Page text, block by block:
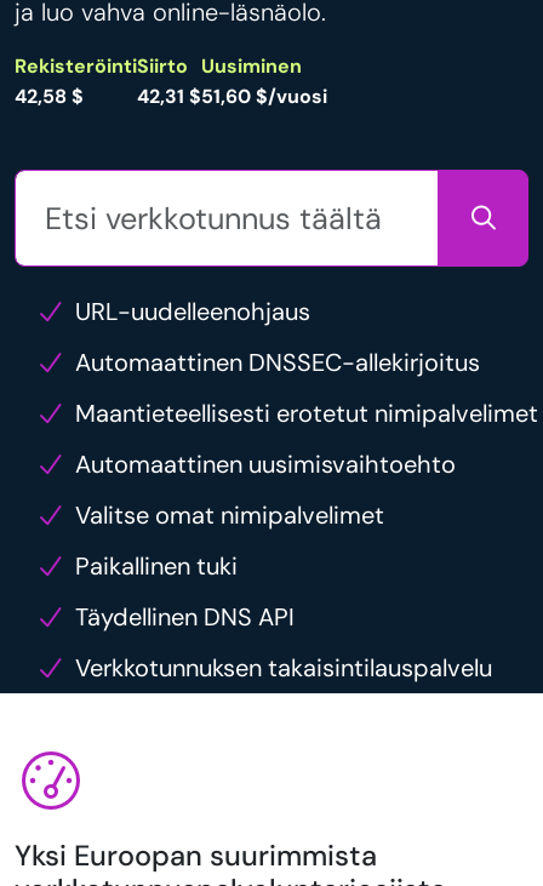
ja luo vahva online-läsnäolo.
Rekisteröinti
42,58 $
Siirto
42,31 $
Uusiminen
51,60 $/vuosi
URL-uudelleenohjaus
Automaattinen DNSSEC-allekirjoitus
Maantieteellisesti erotetut nimipalvelimet
Automaattinen uusimisvaihtoehto
Valitse omat nimipalvelimet
Paikallinen tuki
Täydellinen DNS API
Verkkotunnuksen takaisintilauspalvelu
Yksi Euroopan suurimmista